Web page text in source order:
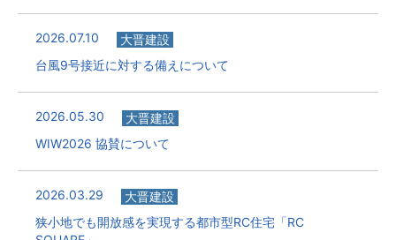
2026.07.10
大晋建設
台風9号接近に対する備えについて
2026.05.30
大晋建設
WIW2026 協賛について
2026.03.29
大晋建設
狭小地でも開放感を実現する都市型RC住宅「RC